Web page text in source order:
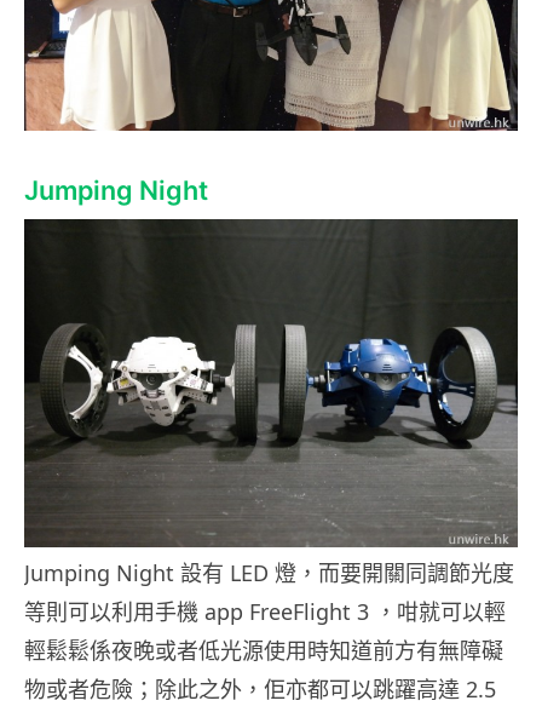
Jumping Night
Jumping Night 設有 LED 燈，而要開關同調節光度
等則可以利用手機 app FreeFlight 3 ，咁就可以輕
輕鬆鬆係夜晚或者低光源使用時知道前方有無障礙
物或者危險；除此之外，佢亦都可以跳躍高達 2.5